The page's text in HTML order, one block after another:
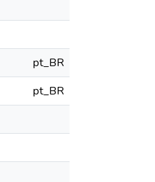
pt_BR
pt_BR